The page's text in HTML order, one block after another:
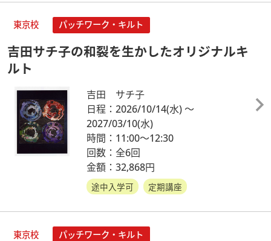
東京校 パッチワーク・キルト
吉田サチ子の和裂を生かしたオリジナルキ
ルト
吉田 サチ子
日程：2026/10/14(水)～
2027/03/10(水)
時間：11:00～12:30
回数：全6回
金額：32,868円
途中入学可 定期講座
東京校 パッチワーク・キルト